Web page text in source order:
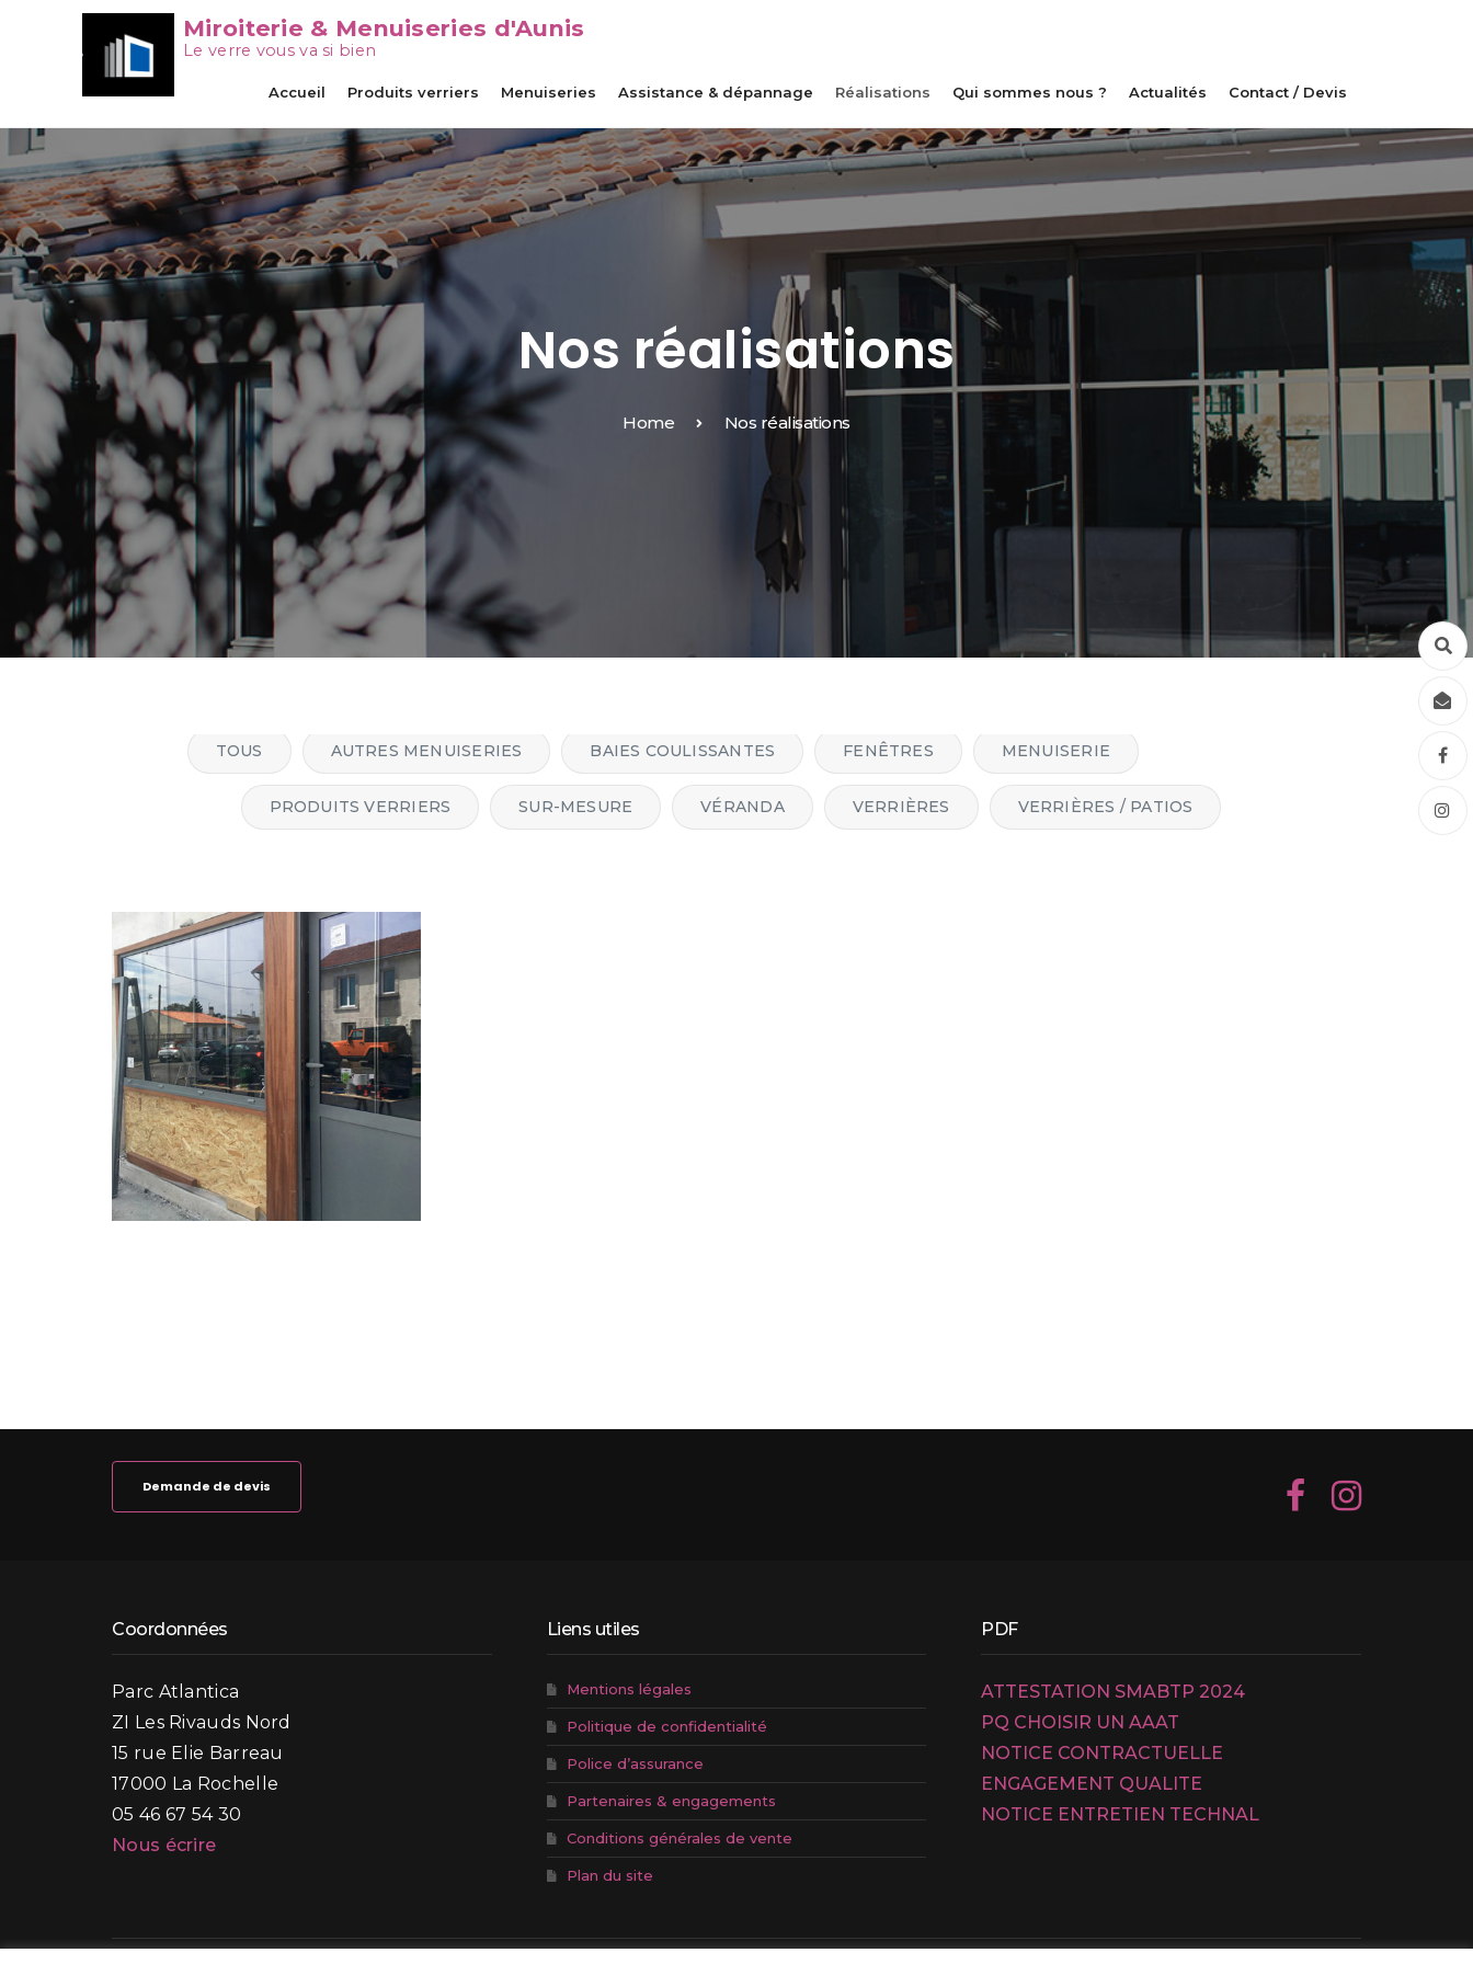
Miroiterie & Menuiseries d'Aunis
Le verre vous va si bien
Accueil Produits verriers Menuiseries Assistance & dépannage Réalisations Qui sommes nous ? Actualités Contact / Devis
Nos réalisations
Home Nos réalisations
TOUS AUTRES MENUISERIES BAIES COULISSANTES FENÊTRES MENUISERIE
PRODUITS VERRIERS SUR-MESURE VÉRANDA VERRIÈRES VERRIÈRES / PATIOS
Demande de devis
Coordonnées
Parc Atlantica
ZI Les Rivauds Nord
15 rue Elie Barreau
17000 La Rochelle
05 46 67 54 30
Nous écrire
Liens utiles
Mentions légales
Politique de confidentialité
Police d’assurance
Partenaires & engagements
Conditions générales de vente
Plan du site
PDF
ATTESTATION SMABTP 2024
PQ CHOISIR UN AAAT
NOTICE CONTRACTUELLE
ENGAGEMENT QUALITE
NOTICE ENTRETIEN TECHNAL